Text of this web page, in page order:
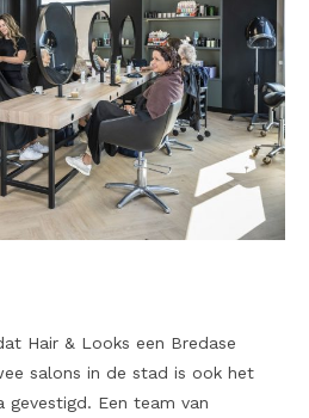
Hair & Looks een Bredase
salons in de stad is ook het
Een team van